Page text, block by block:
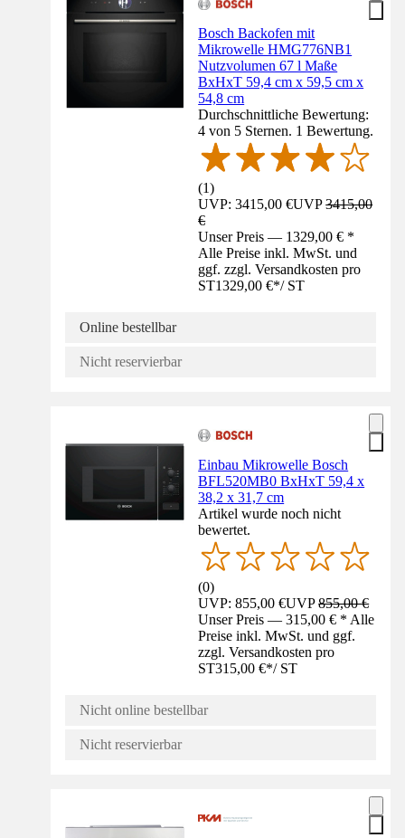
Bosch Backofen mit
Mikrowelle HMG776NB1
Nutzvolumen 67 l Maße
BxHxT 59,4 cm x 59,5 cm x
54,8 cm
Durchschnittliche Bewertung:
4 von 5 Sternen. 1 Bewertung.
(1)
UVP: 3415,00 €UVP3415,00
€
Unser Preis — 1329,00 € *
Alle Preise inkl. MwSt. und
ggf. zzgl. Versandkosten pro
ST1329,00 €*/ ST
Online bestellbar
Nicht reservierbar
Einbau Mikrowelle Bosch
BFL520MB0 BxHxT 59,4 x
38,2 x 31,7 cm
Artikel wurde noch nicht
bewertet.
(0)
UVP: 855,00 €UVP855,00 €
Unser Preis — 315,00 € * Alle
Preise inkl. MwSt. und ggf.
zzgl. Versandkosten pro
ST315,00 €*/ ST
Nicht online bestellbar
Nicht reservierbar